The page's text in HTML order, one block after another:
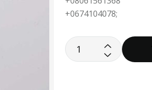
+0674104078;